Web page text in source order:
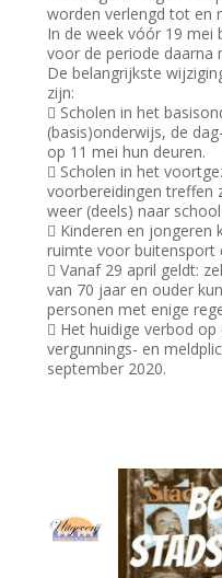
worden verlengd tot en
In de week vóór 19
voor de periode daarna
De belangrijkste
zijn:
 Scholen in het
(basis)onderwijs, de
op 11 mei hun deuren.
 Scholen in het
voorbereidingen treffen
weer (deels) naar
 Kinderen en jongeren
ruimte voor buitensport
 Vanaf 29 april geldt:
van 70 jaar en ouder
personen met enige
 Het huidige verbod
vergunnings- en
september 2020.